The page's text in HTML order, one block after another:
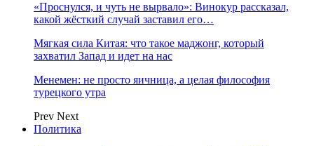
«Проснулся, и чуть не вырвало»: Винокур рассказал,
какой жёсткий случай заставил его…
Мягкая сила Китая: что такое маджонг, который
захватил Запад и идет на нас
Менемен: не просто яичница, а целая философия
турецкого утра
Prev Next
Политика